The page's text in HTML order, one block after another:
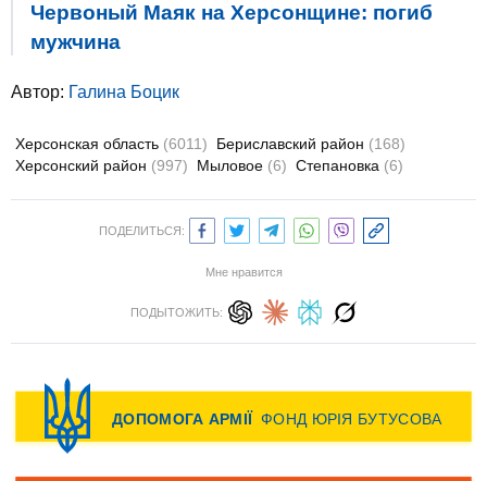
Червоный Маяк на Херсонщине: погиб
мужчина
Автор: Галина Боцик
Херсонская область (6011) Бериславский район (168)
Херсонский район (997) Мыловое (6) Степановка (6)
ПОДЕЛИТЬСЯ:
Мне нравится
ПОДЫТОЖИТЬ: